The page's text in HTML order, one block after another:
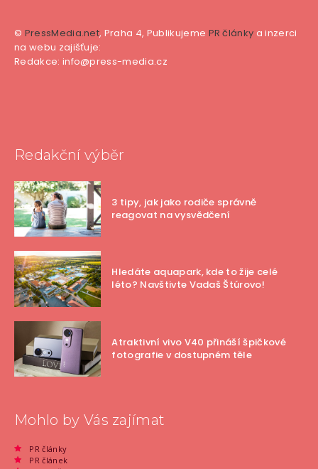
© PressMedia.net, Praha 4, Publikujeme PR články a inzerci
na webu zajišťuje:
Redakce: info@press-media.cz
Redakční výběr
3 tipy, jak jako rodiče správně
reagovat na vysvědčení
Hledáte aquapark, kde to žije celé
léto? Navštivte Vadaš Štúrovo!
Atraktivní vivo V40 přináší špičkové
fotografie v dostupném těle
Mohlo by Vás zajímat
PR články
PR článek